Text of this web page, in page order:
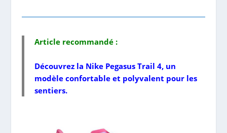
Article recommandé :
Découvrez la Nike Pegasus Trail 4, un
modèle confortable et polyvalent pour les
sentiers.